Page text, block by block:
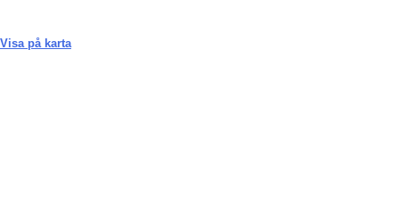
Visa på karta